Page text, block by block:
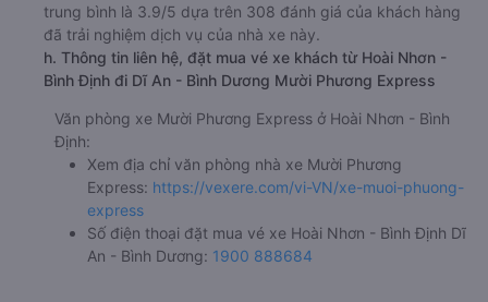
trung bình là 3.9/5 dựa trên 308 đánh giá của khách hàng
đã trải nghiệm dịch vụ của nhà xe này.
h. Thông tin liên hệ, đặt mua vé xe khách từ Hoài Nhơn -
Bình Định đi Dĩ An - Bình Dương Mười Phương Express
Văn phòng xe Mười Phương Express ở Hoài Nhơn - Bình
Định:
Xem địa chỉ văn phòng nhà xe Mười Phương
Express: https://vexere.com/vi-VN/xe-muoi-phuong-
express
Số điện thoại đặt mua vé xe Hoài Nhơn - Bình Định Dĩ
An - Bình Dương: 1900 888684